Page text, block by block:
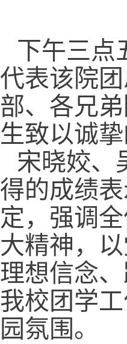
下午三点
代表该院
部、各兄
生致以诚
宋晓姣、
得的成绩
定，强调
大精神，
理想信念
我校团学
园氛围。